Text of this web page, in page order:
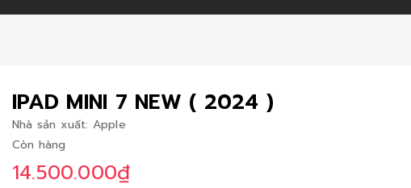
IPAD MINI 7 NEW ( 2024 )
Nhà sản xuất: Apple
Còn hàng
14.500.000₫